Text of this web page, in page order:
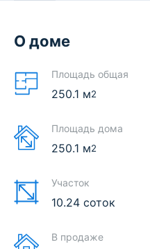
О доме
Площадь общая
250.1 м2
Площадь дома
250.1 м2
Участок
10.24 соток
В продаже